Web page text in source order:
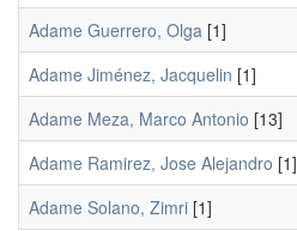
Adame Guerrero, Olga [1]
Adame Jiménez, Jacquelin [1]
Adame Meza, Marco Antonio [13]
Adame Ramirez, Jose Alejandro [1]
Adame Solano, Zimri [1]